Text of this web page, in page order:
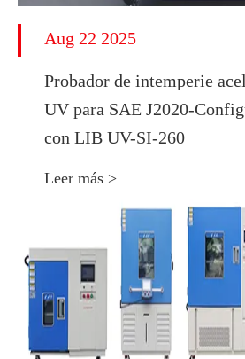
Aug 22 2025
Probador de intemperie
UV para SAE J2020-
con LIB UV-SI-260
Leer más >